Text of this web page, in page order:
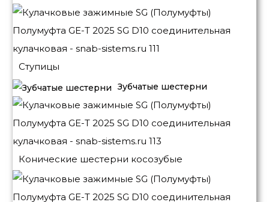
Ступицы
Зубчатые шестерни
Конические шестерни косозубые